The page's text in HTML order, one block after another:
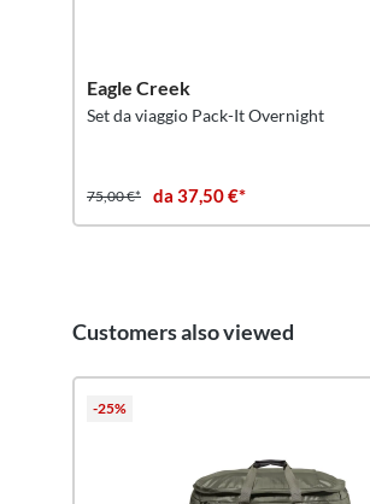
Eagle Creek
Set da viaggio Pack-It Overnight
75,00 €* da 37,50 €*
Salta la galleria dei prodotti
Customers also viewed
-25%